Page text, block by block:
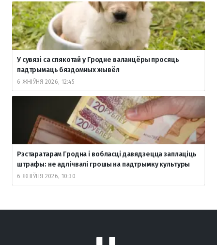
У сувязі са спякотай у Гродне валанцёры просяць
падтрымаць бяздомных жывёл
6 ЖНІЎНЯ 2026, 12:45
Рэстаратарам Гродна і вобласці давядзецца заплаціць
штрафы: не адлічвалі грошы на падтрымку культуры
6 ЖНІЎНЯ 2026, 10:30